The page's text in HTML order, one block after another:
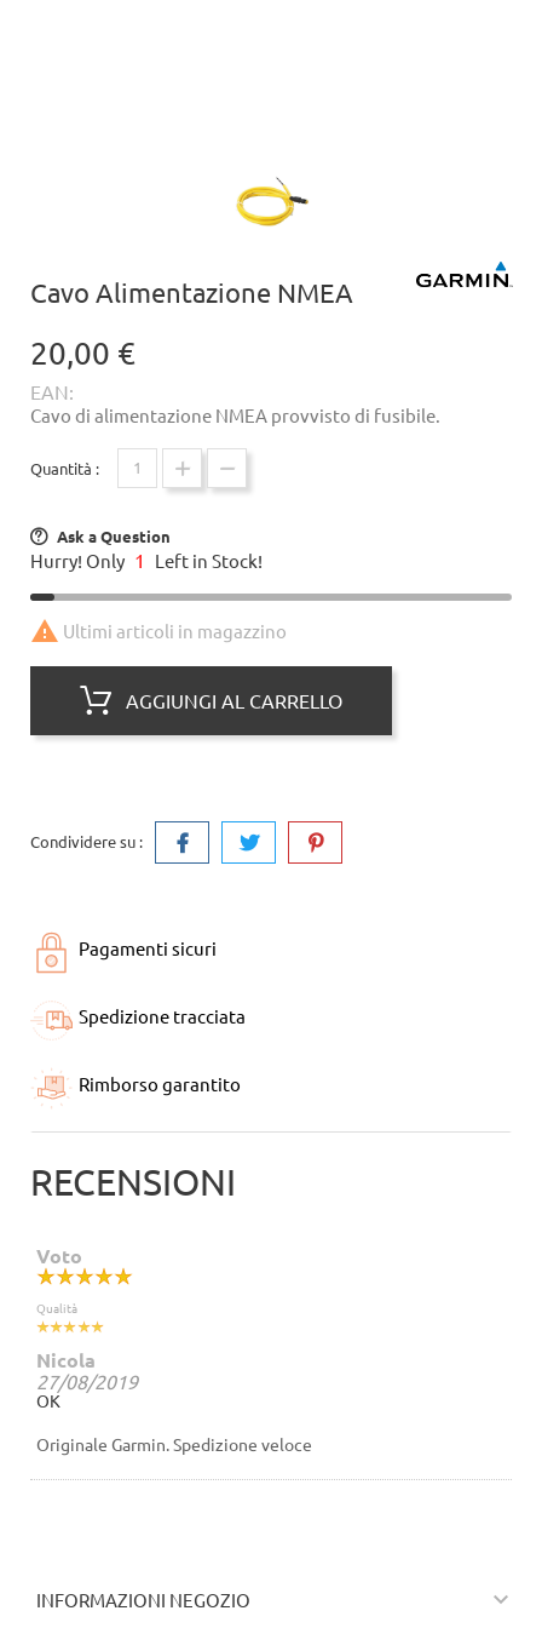
Cavo Alimentazione NMEA
20,00 €
EAN:
Cavo di alimentazione NMEA provvisto di fusibile.
Quantità :
Ask a Question
Hurry! Only 1 Left in Stock!
 Ultimi articoli in magazzino
AGGIUNGI AL CARRELLO
Condividere su :
Pagamenti sicuri
Spedizione tracciata
Rimborso garantito
RECENSIONI
Voto
Qualità
Nicola
27/08/2019
OK
Originale Garmin. Spedizione veloce
INFORMAZIONI NEGOZIO 